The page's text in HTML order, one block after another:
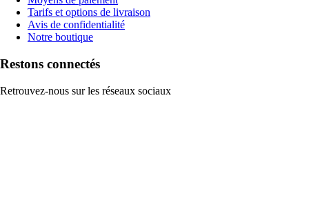
Tarifs et options de livraison
Avis de confidentialité
Notre boutique
Restons connectés
Retrouvez-nous sur les réseaux sociaux